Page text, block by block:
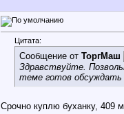
Цитата:
Сообщение от ТоргМаш
Здравствуйте.
теме готов обсуждать
Срочно куплю буханку, 409